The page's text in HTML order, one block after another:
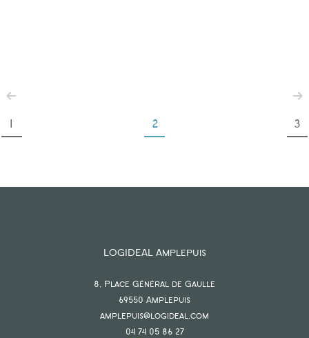
2 3
LOGIDEAL Amplepuis
8, Place Général de Gaulle
69550 amplepuis
amplepuis@logideal.com
04 74 05 86 27